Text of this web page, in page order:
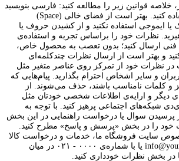
خلاصه قوانین زیر را مطالعه کنید: فارسی بنویسید
و از کیبورد فارسی استفاده کنید. بهتر است از فضای خالی (Space)
ایموجی استفاده نکنید و از کشیدن حروف یا
نظرات خود را براساس تجربه و استفاده‌ی
فنی ارسال کنید؛ بدون تعصب به محصول خاص،
و بهتر است از ارسال نظرات چندکلمه‌‌ای
در نظرات خود از تمرکز روی عناصر متغیر مثل
و سایر اشخاص احترام بگذارید. پیام‌هایی که
و کلمات نامناسب باشند، حذف می‌شوند. از
دیگر و ارایه‌ی اطلاعات شخصی خودتان مثل
شبکه‌های اجتماعی پرهیز کنید. با توجه به
پرسیدن سوال یا درخواست راهنمایی در این بخش
خود را در بخش «پرسش و پاسخ» مطرح کنید.
سایت فروشگاه ما، خدمات و درخواست کالا
را با ایمیل info@yourdomain.com یا با شماره‌ی ۰۰۰۰ - ۰۲۱ در میان
در بخش نظرات خودداری کنید.